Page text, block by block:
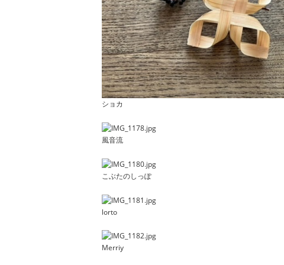
ショカ
風音流
こぶたのしっぽ
lorto
Merriy